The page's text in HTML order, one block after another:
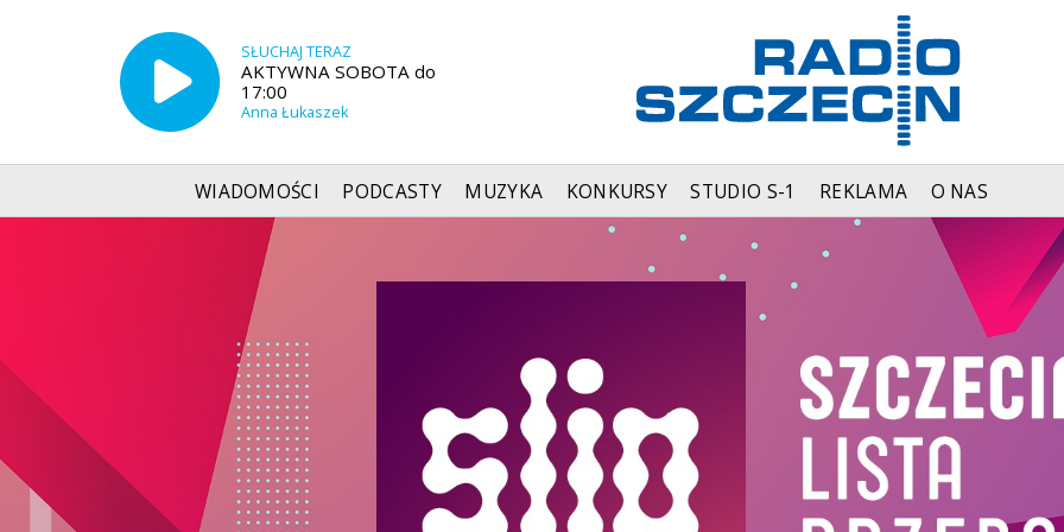
SŁUCHAJ TERAZ
AKTYWNA SOBOTA do
17:00
Anna Łukaszek
WIADOMOŚCI PODCASTY MUZYKA KONKURSY STUDIO S-1 REKLAMA O NAS